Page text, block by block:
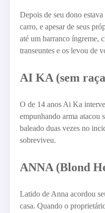
Depois de seu dono
carro, e apesar de seus
até um barranco íngreme,
transeuntes e os levou de
AI KA (sem
O de 14 anos Ai Ka
empunhando arma
baleado duas vezes no
sobreviveu.
ANNA (Blond
Latido de Anna acordou
casa. Quando o